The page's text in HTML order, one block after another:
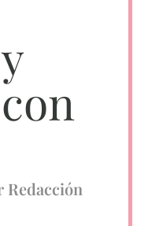
Redacción